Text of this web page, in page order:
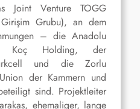
Joint Venture TOGG
Grubu), an dem
– die Anadolu
Koç Holding, der
und die Zorlu
der Kammern und
sind. Projektleiter
ehemaliger, lange